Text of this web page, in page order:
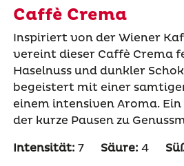
Caffè Crema
Inspiriert von der Wiener
vereint dieser Caffè Crema
Haselnuss und dunkler
begeistert mit einer
einem intensiven Aroma.
der kurze Pausen zu
Intensität: 7 Säure: 4